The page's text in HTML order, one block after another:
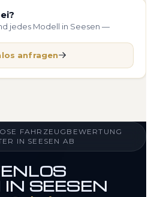
jedes Modell in Seesen —
anfragen
FAHRZEUGBEWERTUNG
IN SEESEN AB
SEESEN